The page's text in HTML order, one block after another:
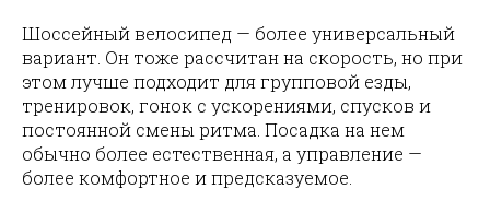
Шоссейный велосипед — более универсальный
вариант. Он тоже рассчитан на скорость, но при
этом лучше подходит для групповой езды,
тренировок, гонок с ускорениями, спусков и
постоянной смены ритма. Посадка на нем
обычно более естественная, а управление —
более комфортное и предсказуемое.